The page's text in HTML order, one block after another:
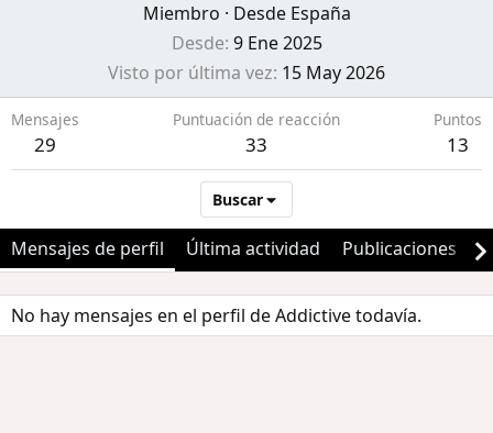
Miembro · Desde España
Desde 9 Ene 2025
Visto por última vez 15 May 2026
Mensajes
29
Puntuación de reacción
33
Puntos
13
Buscar
Mensajes de perfil Última actividad Publicaciones
No hay mensajes en el perfil de Addictive todavía.